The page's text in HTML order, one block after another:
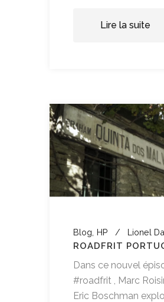
Lire la suite
Blog HP Lionel
ROADFRIT
Dans ce nouvel
#roadfrit , Marc
Eric Boschman